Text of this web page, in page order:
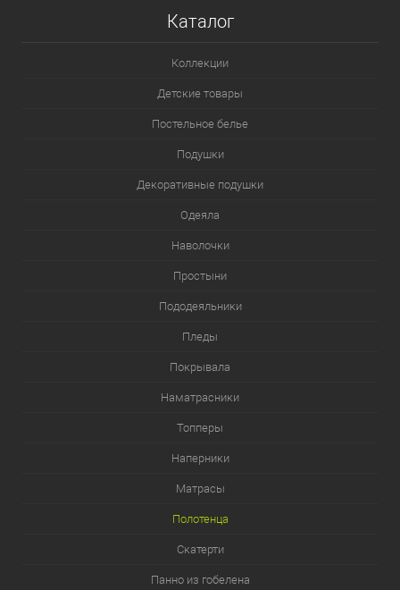
Каталог
Коллекции
Детские товары
Постельное белье
Подушки
Декоративные подушки
Одеяла
Наволочки
Простыни
Пододеяльники
Пледы
Покрывала
Наматрасники
Топперы
Наперники
Матрасы
Полотенца
Скатерти
Панно из гобелена